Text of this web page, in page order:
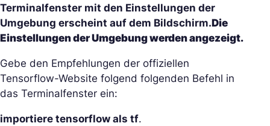
Terminalfenster mit den Einstellungen der
Umgebung erscheint auf dem Bildschirm.Die
Einstellungen der Umgebung werden angezeigt.
Gebe den Empfehlungen der offiziellen
Tensorflow-Website folgend folgenden Befehl in
das Terminalfenster ein:
importiere tensorflow als tf.